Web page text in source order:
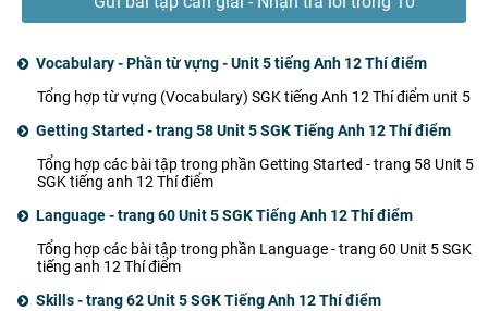
Vocabulary - Phần từ vựng - Unit 5 tiếng Anh 12 Thí điểm
Tổng hợp từ vựng (Vocabulary) SGK tiếng Anh 12 Thí điểm unit 5
Getting Started - trang 58 Unit 5 SGK Tiếng Anh 12 Thí điểm
Tổng hợp các bài tập trong phần Getting Started - trang 58 Unit 5
SGK tiếng anh 12 Thí điểm
Language - trang 60 Unit 5 SGK Tiếng Anh 12 Thí điểm
Tổng hợp các bài tập trong phần Language - trang 60 Unit 5 SGK
tiếng anh 12 Thí điểm
Skills - trang 62 Unit 5 SGK Tiếng Anh 12 Thí điểm